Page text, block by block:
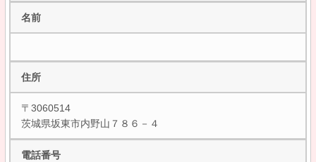
名前
住所
〒3060514
茨城県坂東市内野山７８６－４
電話番号